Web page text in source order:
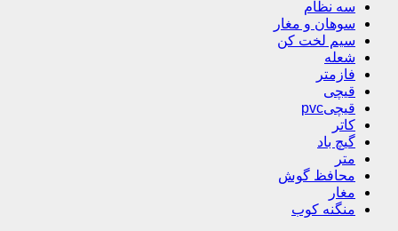
سه نظام
سوهان و مغار
سیم لخت کن
شعله
فازمتر
قیچی
قیچیpvc
کاتر
گیچ باد
متر
محافظ گوش
مغار
منگنه کوب